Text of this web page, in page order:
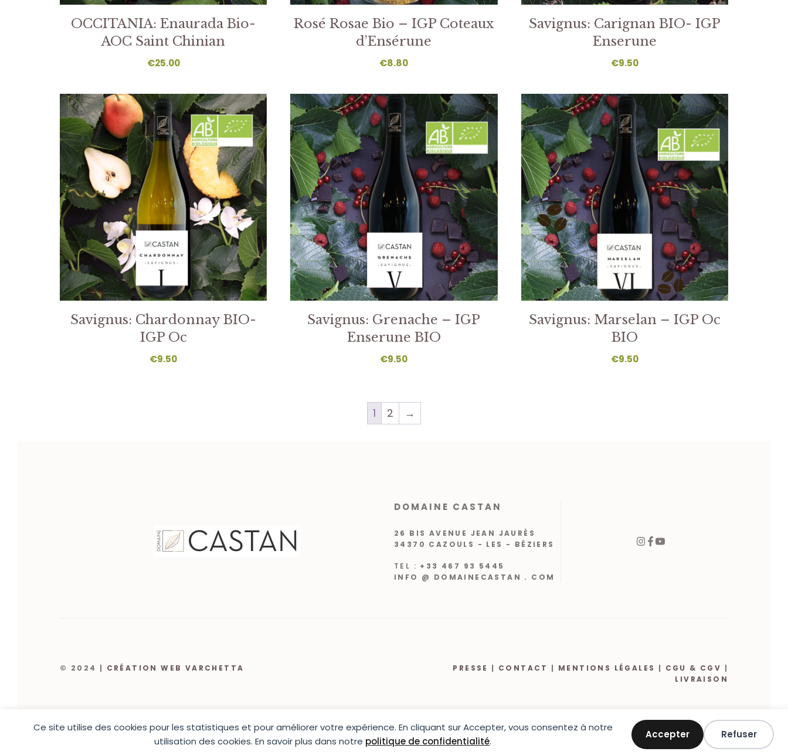
Ce site utilise des cookies pour les statistiques et pour améliorer votre expérience. En cliquant sur Accepter, vous consentez à notre
utilisation des cookies. En savoir plus dans notre politique de confidentialité.
Accepter Refuser
OCCITANIA: Enaurada Bio-
AOC Saint Chinian
€25.00
Rosé Rosae Bio – IGP Coteaux
d’Ensérune
€8.80
Savignus: Carignan BIO- IGP
Enserune
€9.50
Savignus: Chardonnay BIO-
IGP Oc
€9.50
Savignus: Grenache – IGP
Enserune BIO
€9.50
Savignus: Marselan – IGP Oc
BIO
€9.50
1 2 →
DOMAINE CASTAN
26 BIS AVENUE JEAN JAURÈS
34370 CAZOULS - LES - BÉZIERS
TEL : +33 467 93 5445
INFO @ DOMAINECASTAN . COM
© 2024 | CRÉATION WEB VARCHETTA PRESSE | CONTACT | MENTIONS LÉGALES | CGU & CGV |
LIVRAISON